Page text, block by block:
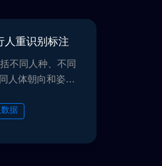
人重识别标注
不同人种、不同
人体朝向和姿
据涵盖男性女
头、不同人体朝
据